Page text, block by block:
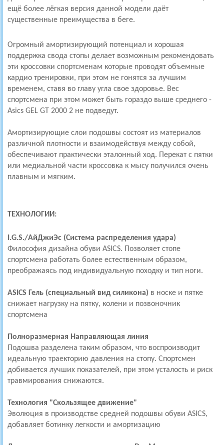
ещё более лёгкая версия данной модели даёт
существенные преимущества в беге.
Огромный амортизирующий потенциал и хорошая
поддержка свода стопы делает возможным рекомендовать
эти кроссовки спортсменам которые проводят объемные
кардио тренировки, при этом не гонятся за лучшим
временем, ставя во главу угла свое здоровье. Вес
спортсмена при этом может быть гораздо выше среднего -
Asics GEL GT 2000 2 не подведут.
Амортизирующие слои подошвы состоят из материалов
различной плотности и взаимодействуя между собой,
обеспечивают практически эталонный ход. Перекат с пятки
или медиальной части кроссовка к мысу получился очень
плавным и мягким.
ТЕХНОЛОГИИ:
I.G.S./АйДжиЭс (Система распределения удара)
Философия дизайна обуви ASICS. Позволяет стопе
спортсменa работать более естественным образом,
преображаясь под индивидуальную походку и тип ноги.
ASICS Гель (специальный вид силикона) в носке и пятке
снижает нагрузку на пятку, колени и позвоночник
спортсмена
Полноразмерная Направляющая линия
Подошва разделена таким образом, что воспроизводит
идеальную траекторию давления на стопу. Спортсмен
добивается лучших показателей, при этом усталость и риск
травмирования снижаются.
Технология "Скользящее движение"
Эволюция в производстве средней подошвы обуви ASICS,
добавляет ботинку легкости и амортизацию